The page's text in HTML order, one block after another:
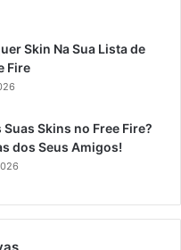
Skin Na Sua Lista de
Fire
Suas Skins no Free Fire?
dos Seus Amigos!